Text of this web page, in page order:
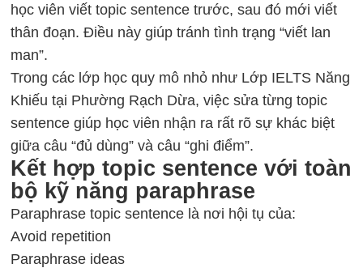
học viên viết topic sentence trước, sau đó mới viết
thân đoạn. Điều này giúp tránh tình trạng “viết lan
man”.
Trong các lớp học quy mô nhỏ như Lớp IELTS Năng
Khiếu tại Phường Rạch Dừa, việc sửa từng topic
sentence giúp học viên nhận ra rất rõ sự khác biệt
giữa câu “đủ dùng” và câu “ghi điểm”.
Kết hợp topic sentence với toàn
bộ kỹ năng paraphrase
Paraphrase topic sentence là nơi hội tụ của:
Avoid repetition
Paraphrase ideas